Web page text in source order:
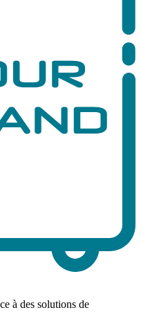
à des solutions de